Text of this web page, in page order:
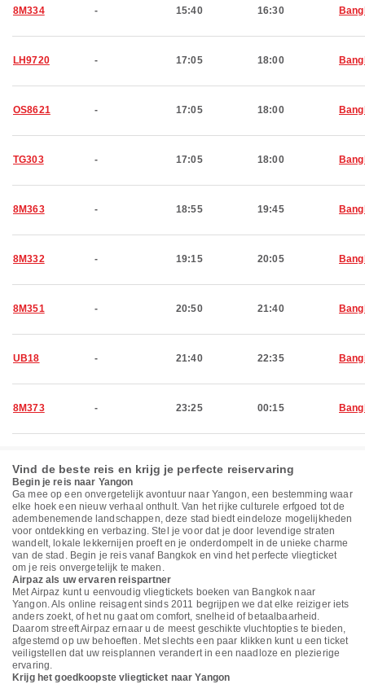
8M334 - 15:40 16:30
LH9720 - 17:05 18:00
OS8621 - 17:05 18:00
TG303 - 17:05 18:00
8M363 - 18:55 19:45
8M332 - 19:15 20:05
8M351 - 20:50 21:40
UB18 - 21:40 22:35
8M373 - 23:25 00:15
Vind de beste reis en krijg je perfecte reiservaring
Begin je reis naar Yangon
Ga mee op een onvergetelijk avontuur naar Yangon, een bestemming waar
elke hoek een nieuw verhaal onthult. Van het rijke culturele erfgoed tot de
adembenemende landschappen, deze stad biedt eindeloze mogelijkheden
voor ontdekking en verbazing. Stel je voor dat je door levendige straten
wandelt, lokale lekkernijen proeft en je onderdompelt in de unieke charme
van de stad. Begin je reis vanaf Bangkok en vind het perfecte vliegticket
om je reis onvergetelijk te maken.
Airpaz als uw ervaren reispartner
Met Airpaz kunt u eenvoudig vliegtickets boeken van Bangkok naar
Yangon. Als online reisagent sinds 2011 begrijpen we dat elke reiziger iets
anders zoekt, of het nu gaat om comfort, snelheid of betaalbaarheid.
Daarom streeft Airpaz ernaar u de meest geschikte vluchtopties te bieden,
afgestemd op uw behoeften. Met slechts een paar klikken kunt u een ticket
veiligstellen dat uw reisplannen verandert in een naadloze en plezierige
ervaring.
Krijg het goedkoopste vliegticket naar Yangon